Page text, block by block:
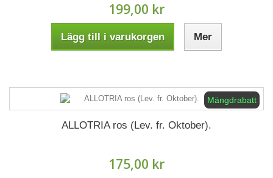
199,00 kr
Lägg till i varukorgen Mer
Mängdrabatt
ALLOTRIA ros (Lev. fr. Oktober).
175,00 kr